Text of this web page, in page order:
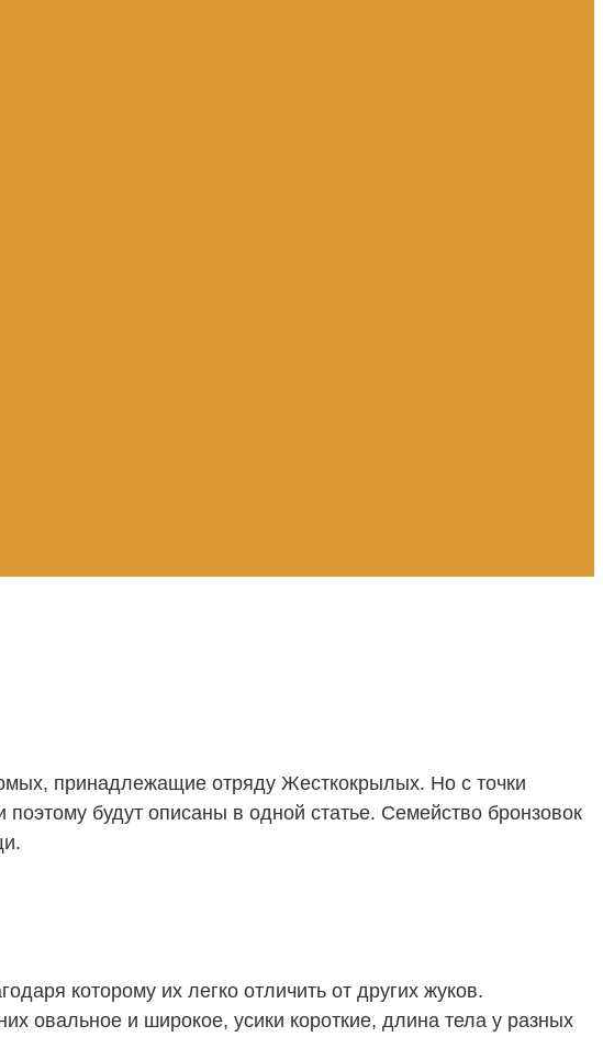
принадлежащие отряду Жесткокрылых. Но с точки
будут описаны в одной статье. Семейство бронзовок
которому их легко отличить от других жуков.
овальное и широкое, усики короткие, длина тела у разных